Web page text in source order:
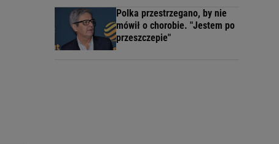
Polka przestrzegano, by nie
mówił o chorobie. "Jestem po
przeszczepie"